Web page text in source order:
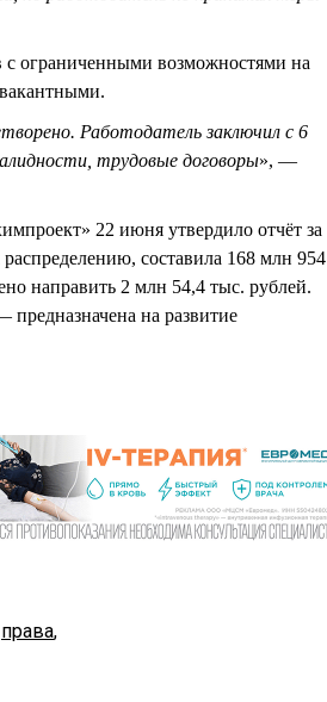
с ограниченными возможностями на
Работодатель заключил с 6
трудовые договоры», —
22 июня утвердило отчёт за
составила 168 млн 954
направить 2 млн 54,4 тыс. рублей.
на развитие
права,